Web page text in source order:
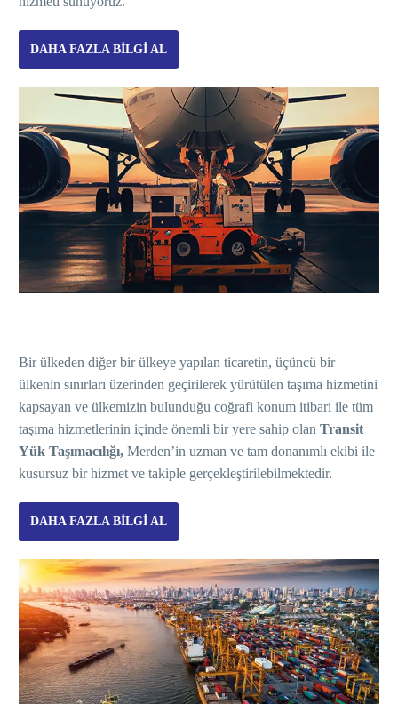
DAHA FAZLA BILGI AL
Bir ülkeden diğer bir ülkeye yapılan ticaretin, üçüncü bir
ülkenin sınırları üzerinden geçirilerek yürütülen taşıma hizmetini
kapsayan ve ülkemizin bulunduğu coğrafi konum itibari ile tüm
taşıma hizmetlerinin içinde önemli bir yere sahip olan Transit
Yük Taşımacılığı, Merden’in uzman ve tam donanımlı ekibi ile
kusursuz bir hizmet ve takiple gerçekleştirilebilmektedir.
DAHA FAZLA BILGI AL